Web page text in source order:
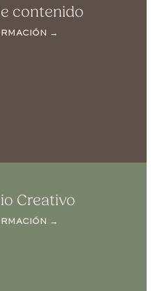
contenido
→
Creativo
→